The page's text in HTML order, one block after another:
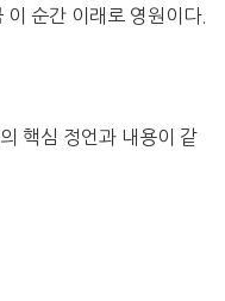
순간 이래로 영원이다.
의 핵심 정언과 내용이 같